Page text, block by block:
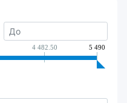
4 482.50 5 490